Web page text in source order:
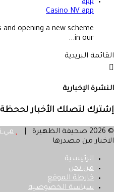
Casino NV app
opening a new scheme
in our...
القائمة البريدية
النشرة الإخبارية
إشترك لتصلك الأخبار
© 2026 صحيفة الظهيرة |
مي
الاخبار من مصدرها
الرئيسية
من نحن
خارطة الموقع
سياسة الخصوصية